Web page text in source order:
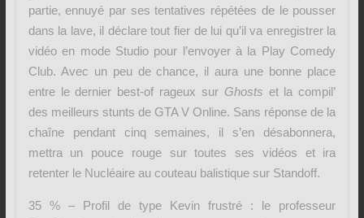
partie, ennuyé par ses tentatives répétées de le pousser
dans la lave, il déclare tout fier de lui qu’il va enregistrer la
vidéo en mode Studio pour l’envoyer à la Play Comedy
Club. Avec un peu de chance, il aura une bonne place
entre le dernier best-of rageux sur Ghosts et la compil’
des meilleurs stunts de GTA V Online. Sans réponse de la
chaîne pendant cinq semaines, il s’en désabonnera,
mettra un pouce rouge sur toutes ses vidéos et ira
retenter le Nucléaire au couteau balistique sur Standoff.
35 % – Profil de type Kevin frustré : le professeur